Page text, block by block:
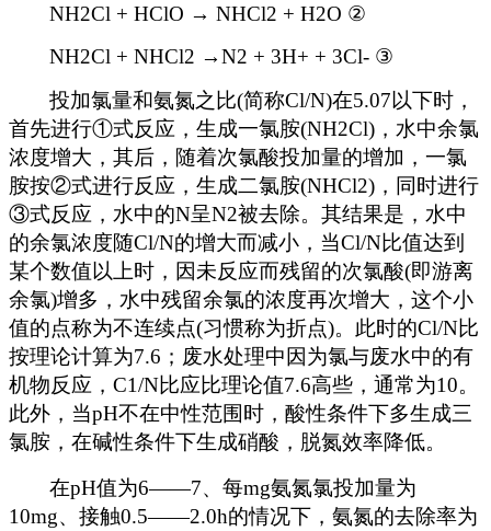
NH2Cl + HClO → NHCl2 + H2O ②
NH2Cl + NHCl2 →N2 + 3H+ + 3Cl- ③
投加氯量和氨氮之比(简称Cl/N)在5.07以下时，
首先进行①式反应，生成一氯胺(NH2Cl)，水中余氯
浓度增大，其后，随着次氯酸投加量的增加，一氯
胺按②式进行反应，生成二氯胺(NHCl2)，同时进行
③式反应，水中的N呈N2被去除。其结果是，水中
的余氯浓度随Cl/N的增大而减小，当Cl/N比值达到
某个数值以上时，因未反应而残留的次氯酸(即游离
余氯)增多，水中残留余氯的浓度再次增大，这个小
值的点称为不连续点(习惯称为折点)。此时的Cl/N比
按理论计算为7.6；废水处理中因为氯与废水中的有
机物反应，C1/N比应比理论值7.6高些，通常为10。
此外，当pH不在中性范围时，酸性条件下多生成三
氯胺，在碱性条件下生成硝酸，脱氮效率降低。
在pH值为6——7、每mg氨氮氯投加量为
10mg、接触0.5——2.0h的情况下，氨氮的去除率为